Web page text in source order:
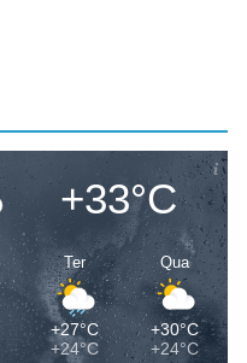
+33°C
Ter
+27°C
+24°C
Qua
+30°C
+24°C